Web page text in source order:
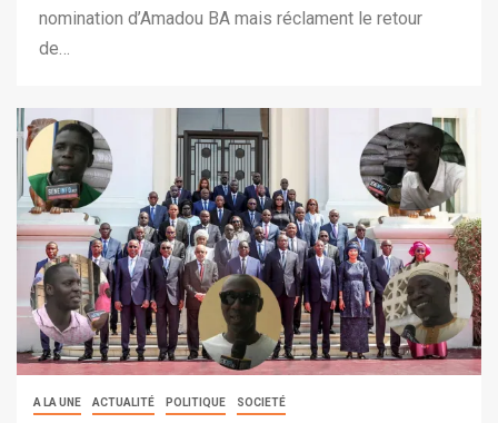
nomination d’Amadou BA mais réclament le retour
de…
A LA UNE ACTUALITÉ POLITIQUE SOCIETÉ